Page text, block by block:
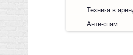
Техника в
Анти-спам